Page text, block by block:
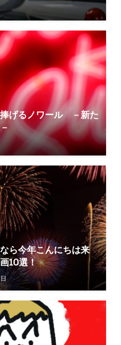
げるノワール －新た
ら今年こんにちは来
10選！